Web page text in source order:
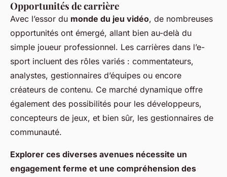
Opportunités de carrière
Avec l’essor du monde du jeu vidéo, de nombreuses
opportunités ont émergé, allant bien au-delà du
simple joueur professionnel. Les carrières dans l’e-
sport incluent des rôles variés : commentateurs,
analystes, gestionnaires d’équipes ou encore
créateurs de contenu. Ce marché dynamique offre
également des possibilités pour les développeurs,
concepteurs de jeux, et bien sûr, les gestionnaires de
communauté.
Explorer ces diverses avenues nécessite un
engagement ferme et une compréhension des